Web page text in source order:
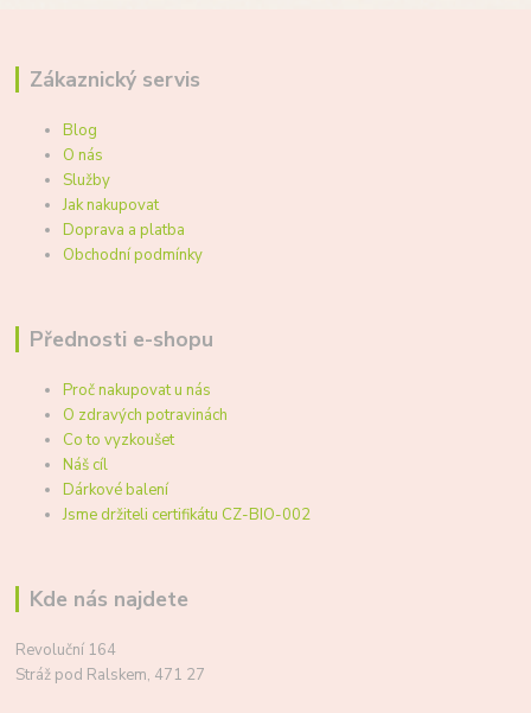
Zákaznický servis
Blog
O nás
Služby
Jak nakupovat
Doprava a platba
Obchodní podmínky
Přednosti e-shopu
Proč nakupovat u nás
O zdravých potravinách
Co to vyzkoušet
Náš cíl
Dárkové balení
Jsme držiteli certifikátu CZ-BIO-002
Kde nás najdete
Revoluční 164
Stráž pod Ralskem, 471 27